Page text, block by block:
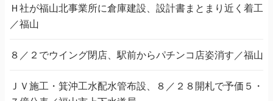
Ｈ社が福山北事業所に倉庫建設、設計書まとまり近く着工
／福山
８／２でウイング閉店、駅前からパチンコ店姿消す／福山
ＪＶ施工・箕沖工水配水管布設、８／２８開札で予価５・